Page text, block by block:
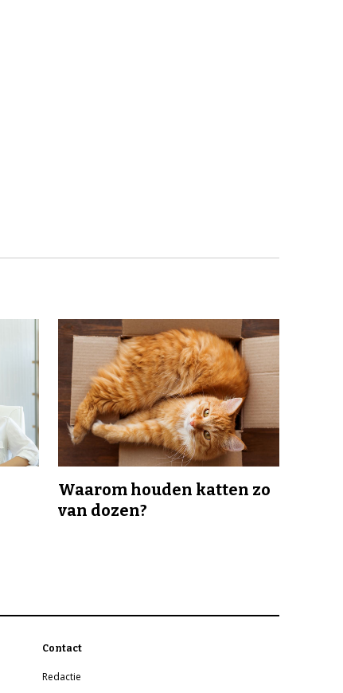
Waarom houden katten zo
van dozen?
Contact
Redactie